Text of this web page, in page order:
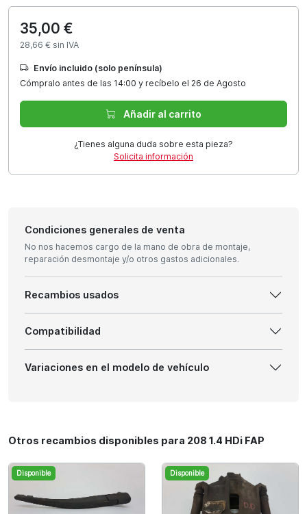
35,00 €
28,66 € sin IVA
Envío incluido (solo península)
Cómpralo antes de las 14:00 y recíbelo el 26 de Agosto
Añadir al carrito
¿Tienes alguna duda sobre esta pieza?
Solicita información
Condiciones generales de venta
No nos hacemos cargo de la mano de obra de montaje,
reparación desmontaje y/o otros gastos adicionales.
Recambios usados
Compatibilidad
Variaciones en el modelo de vehículo
Otros recambios disponibles para 208 1.4 HDi FAP
Disponible Disponible